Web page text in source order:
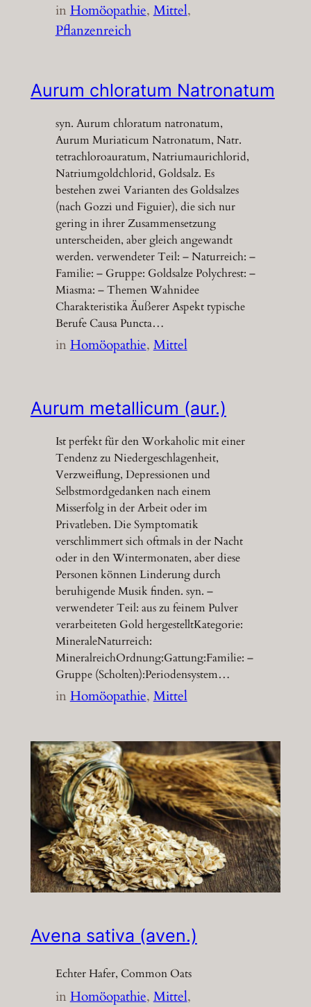
inHomöopathie, Mittel
Pflanzenreich
Aurum chloratum Natronatum
syn. Aurum chloratum natronatum,
Aurum Muriaticum Natronatum, Natr.
tetrachloroauratum, Natriumaurichlorid,
Natriumgoldchlorid, Goldsalz. Es
bestehen zwei Varianten des Goldsalzes
(nach Gozzi und Figuier), die sich nur
gering in ihrer Zusammensetzung
unterscheiden, aber gleich angewandt
werden. verwendeter Teil: – Naturreich: –
Familie: – Gruppe: Goldsalze Polychrest: –
Miasma: – Themen Wahnidee
Charakteristika Äußerer Aspekt typische
Berufe Causa Puncta…
inHomöopathie, Mittel
Aurum metallicum (aur.)
Ist perfekt für den Workaholic mit einer
Tendenz zu Niedergeschlagenheit,
Verzweiflung, Depressionen und
Selbstmordgedanken nach einem
Misserfolg in der Arbeit oder im
Privatleben. Die Symptomatik
verschlimmert sich oftmals in der Nacht
oder in den Wintermonaten, aber diese
Personen können Linderung durch
beruhigende Musik finden. syn. –
verwendeter Teil: aus zu feinem Pulver
verarbeiteten Gold hergestelltKategorie:
MineraleNaturreich:
MineralreichOrdnung:Gattung:Familie: –
Gruppe (Scholten):Periodensystem…
inHomöopathie, Mittel
Avena sativa (aven.)
Echter Hafer, Common Oats
inHomöopathie, Mittel